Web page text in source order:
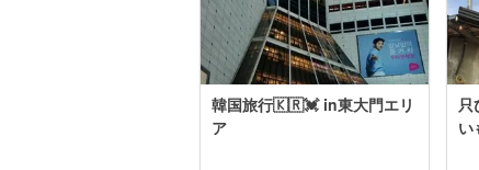
韓国旅行🇰🇷💓 in東大門エリ
ア
只
い